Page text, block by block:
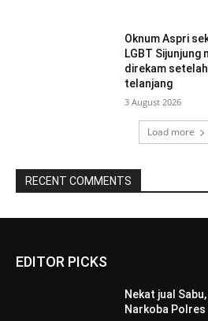
Oknum Aspri
LGBT Sijunjung
direkam
telanjang
3 August 2026
Load more
RECENT COMMENTS
EDITOR PICKS
Nekat jual
Narkoba Polres